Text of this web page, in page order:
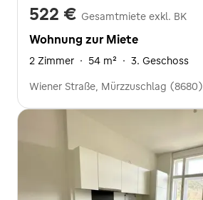
522 € Gesamtmiete exkl. BK
Wohnung zur Miete
2 Zimmer · 54 m² · 3. Geschoss
Wiener Straße, Mürzzuschlag (8680)